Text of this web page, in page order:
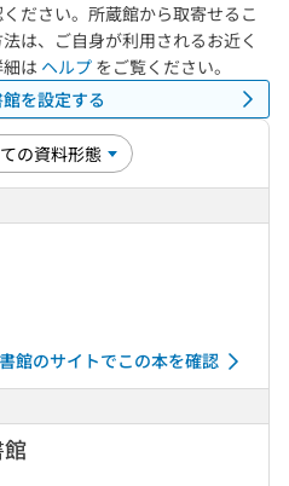
ださい。所蔵館から取寄せるこ
は、ご自身が利用されるお近く
は ヘルプ をご覧ください。
を設定する
館のサイトでこの本を確認